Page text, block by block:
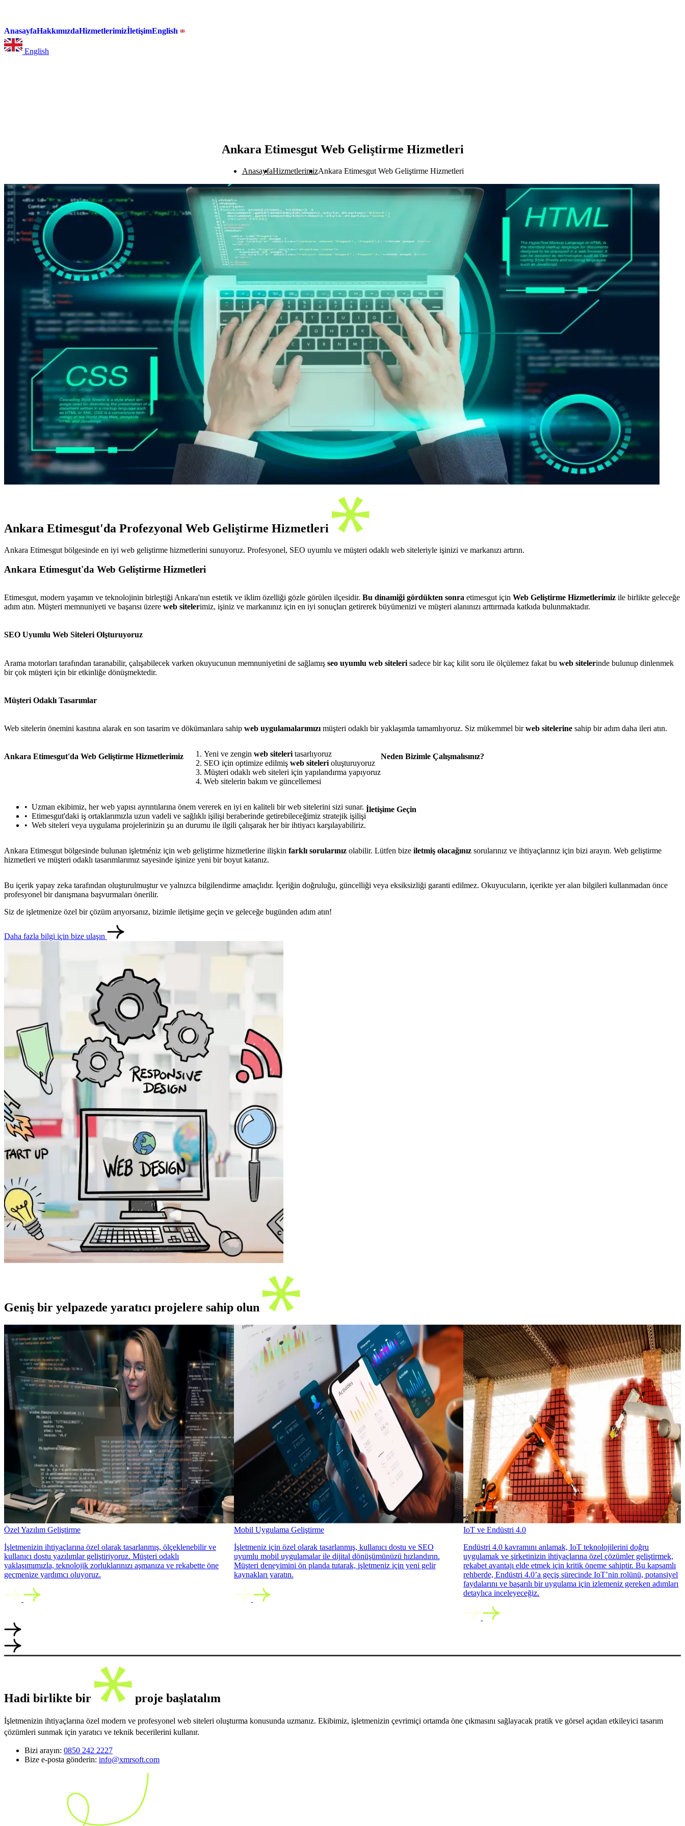
AnasayfaHakkımızdaHizmetlerimizİletişimEnglish
English
Ankara Etimesgut Web Geliştirme Hizmetleri
AnasayfaHizmetlerimizAnkara Etimesgut Web Geliştirme Hizmetleri
Ankara Etimesgut'da Profezyonal Web Geliştirme Hizmetleri
Ankara Etimesgut bölgesinde en iyi web geliştirme hizmetlerini sunuyoruz. Profesyonel, SEO uyumlu ve müşteri odaklı web siteleriyle işinizi ve markanızı artırın.
Ankara Etimesgut'da Web Geliştirme Hizmetleri
Etimesgut, modern yaşamın ve teknolojinin birleştiği Ankara'nın estetik ve iklim özelliği gözle görülen ilçesidir. Bu dinamiği gördükten sonra etimesgut için Web Geliştirme Hizmetlerimiz ile birlikte geleceğe
adım atın. Müşteri memnuniyeti ve başarısı üzere web sitelerimiz, işiniz ve markanınız için en iyi sonuçları getirerek büyümenizi ve müşteri alanınızı arttırmada katkıda bulunmaktadır.
SEO Uyumlu Web Siteleri Olşturuyoruz
Arama motorları tarafından taranabilir, çalışabilecek varken okuyucunun memnuniyetini de sağlamış seo uyumlu web siteleri sadece bir kaç kilit soru ile ölçülemez fakat bu web sitelerinde bulunup dinlenmek
bir çok müşteri için bir etkinliğe dönüşmektedir.
Müşteri Odaklı Tasarımlar
Web sitelerin önemini kasıtına alarak en son tasarim ve dökümanlara sahip web uygulamalarımızı müşteri odaklı bir yaklaşımla tamamlıyoruz. Siz mükemmel birweb sitelerine sahip bir adım daha ileri atın.
Ankara Etimesgut'da Web Geliştirme Hizmetlerimiz Yeni ve zengin web siteleri tasarlıyoruz
SEO için optimize edilmiş web siteleri oluşturuyoruz
Müşteri odaklı web siteleri için yapılandırma yapıyoruz
Web sitelerin bakım ve güncellemesi
Neden Bizimle Çalışmalısınız?
Uzman ekibimiz, her web yapısı ayrıntılarına önem vererek en iyi en kaliteli bir web sitelerini sizi sunar.
Etimesgut'daki iş ortaklarımızla uzun vadeli ve sağlıklı işilişi beraberinde getirebileceğimiz stratejik işilişi
Web siteleri veya uygulama projelerinizin şu an durumu ile ilgili çalışarak her bir ihtiyacı karşılayabiliriz.
İletişime Geçin
Ankara Etimesgut bölgesinde bulunan işletméniz için web geliştirme hizmetlerine ilişkin farklı sorularınız olabilir. Lütfen bize iletmiş olacağınız sorularınız ve ihtiyaçlarınız için bizi arayın. Web geliştirme
hizmetleri ve müşteri odaklı tasarımlarımız sayesinde işinize yeni bir boyut katanız.
Bu içerik yapay zeka tarafından oluşturulmuştur ve yalnızca bilgilendirme amaçlıdır. İçeriğin doğruluğu, güncelliği veya eksiksizliği garanti edilmez. Okuyucuların, içerikte yer alan bilgileri kullanmadan önce
profesyonel bir danışmana başvurmaları önerilir.
Siz de işletmenize özel bir çözüm arıyorsanız, bizimle iletişime geçin ve geleceğe bugünden adım atın!
Daha fazla bilgi için bize ulaşın
Geniş bir yelpazede yaratıcı projelere sahip olun
Özel Yazılım Geliştirme
İşletmenizin ihtiyaçlarına özel olarak tasarlanmış, ölçeklenebilir ve
kullanıcı dostu yazılımlar geliştiriyoruz. Müşteri odaklı
yaklaşımımızla, teknolojik zorluklarınızı aşmanıza ve rekabette öne
geçmenize yardımcı oluyoruz.
Mobil Uygulama Geliştirme
İşletmeniz için özel olarak tasarlanmış, kullanıcı dostu ve SEO
uyumlu mobil uygulamalar ile dijital dönüşümünüzü hızlandırın.
Müşteri deneyimini ön planda tutarak, işletmeniz için yeni gelir
kaynakları yaratın.
IoT ve Endüstri 4.0
Endüstri 4.0 kavramını anlamak, IoT teknolojilerini doğru
uygulamak ve şirketinizin ihtiyaçlarına özel çözümler geliştirmek,
rekabet avantajı elde etmek için kritik öneme sahiptir. Bu kapsamlı
rehberde, Endüstri 4.0’a geçiş sürecinde IoT’nin rolünü, potansiyel
faydalarını ve başarılı bir uygulama için izlemeniz gereken adımları
detaylıca inceleyeceğiz.
Hadi birlikte bir proje başlatalım
İşletmenizin ihtiyaçlarına özel modern ve profesyonel web siteleri oluşturma konusunda uzmanız. Ekibimiz, işletmenizin çevrimiçi ortamda öne çıkmasını sağlayacak pratik ve görsel açıdan etkileyici tasarım
çözümleri sunmak için yaratıcı ve teknik becerilerini kullanır.
Bizi arayın: 0850 242 2227
Bize e-posta gönderin: info@xmrsoft.com